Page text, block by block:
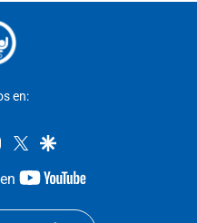
en:
instagram
twittergoogle
youtube-